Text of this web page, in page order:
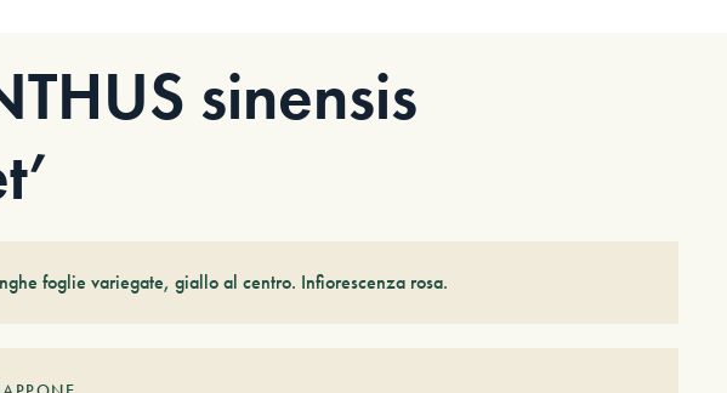
sinensis
foglie variegate, giallo al centro. Infiorescenza rosa.